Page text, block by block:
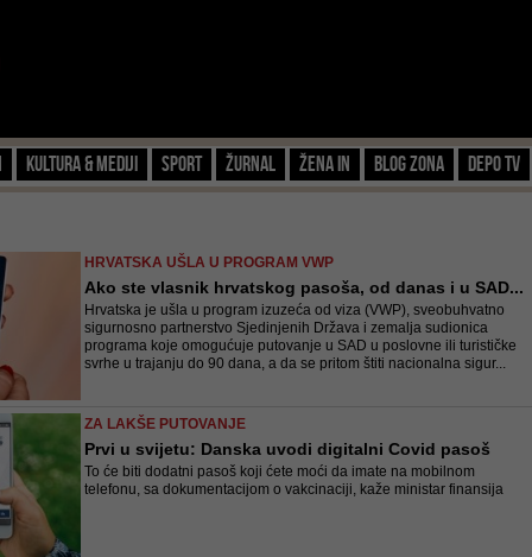
Kultura & Mediji Sport Žurnal Žena IN Blog zona Depo TV
HRVATSKA UŠLA U PROGRAM VWP
Ako ste vlasnik hrvatskog pasoša, od danas i u SAD...
Hrvatska je ušla u program izuzeća od viza (VWP), sveobuhvatno
sigurnosno partnerstvo Sjedinjenih Država i zemalja sudionica
programa koje omogućuje putovanje u SAD u poslovne ili turističke
svrhe u trajanju do 90 dana, a da se pritom štiti nacionalna sigur...
ZA LAKŠE PUTOVANJE
Prvi u svijetu: Danska uvodi digitalni Covid pasoš
To će biti dodatni pasoš koji ćete moći da imate na mobilnom
telefonu, sa dokumentacijom o vakcinaciji, kaže ministar finansija